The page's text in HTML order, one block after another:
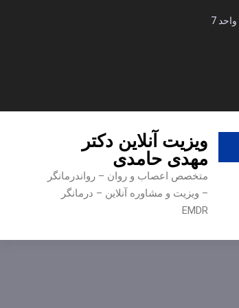
ویزیت آنلاین دکتر
مهدی حامدی
متخصص اعصاب و روان – رواندرمانگر
– ویزیت و مشاوره آنلاین – درمانگر
EMDR